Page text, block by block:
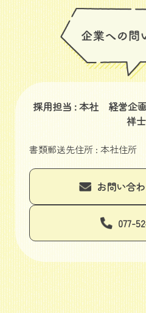
採用担当 : 本社 経営企
祥士
書類郵送先住所 : 本社住所
お問い合
077-